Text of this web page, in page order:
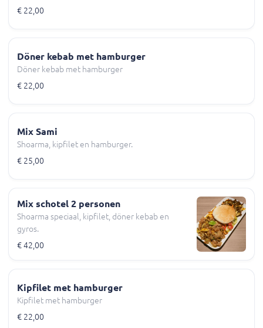
€ 22,00
Döner kebab met hamburger
Döner kebab met hamburger
€ 22,00
Mix Sami
Shoarma, kipfilet en hamburger.
€ 25,00
Mix schotel 2 personen
Shoarma speciaal, kipfilet, döner kebab en
gyros.
€ 42,00
Kipfilet met hamburger
Kipfilet met hamburger
€ 22,00